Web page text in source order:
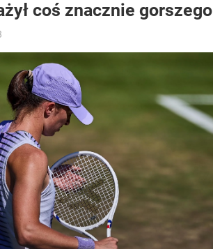
coś znacznie gorszego